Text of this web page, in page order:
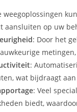
weegoplossingen
aansluiten op uw
: Door het
:
wat bijdraagt
: Veel
biedt,